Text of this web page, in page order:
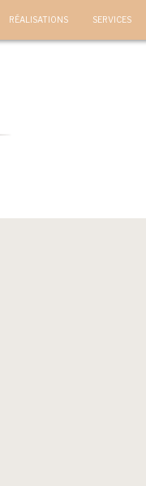
RÉALISATIONS SERVICES